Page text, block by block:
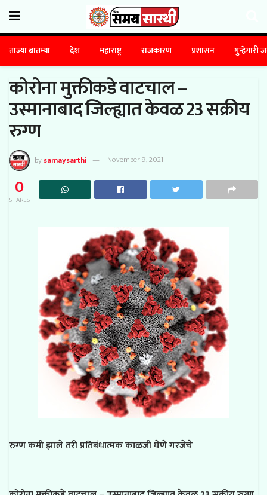
ताज्या बातम्या देश महाराष्ट्र राजकारण प्रशासन गुन्हेगारी
कोरोना मुक्तीकडे वाटचाल –
उस्मानाबाद जिल्ह्यात केवळ 23 सक्रीय
रुग्ण
bysamaysarthi November 9, 2021
0
SHARES
रुग्ण कमी झाले तरी प्रतिबंधात्मक काळजी घेणे गरजेचे